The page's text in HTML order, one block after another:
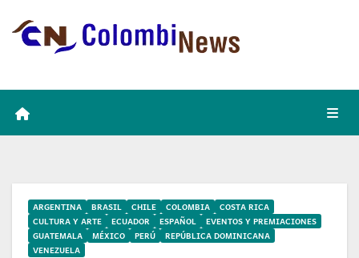
ARGENTINA BRASIL CHILE COLOMBIA
COSTA RICA
CULTURA Y ARTE
ECUADOR ESPAÑOL
EVENTOS Y PREMIACIONES
GUATEMALA
MÉXICO PERÚ
REPÚBLICA DOMINICANA
VENEZUELA